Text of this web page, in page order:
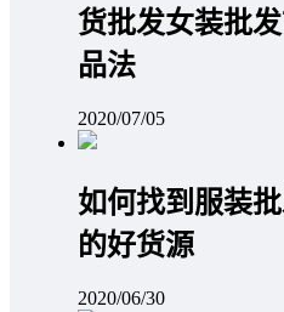
货批发女装批
品法
2020/07/05
如何找到服装
的好货源
2020/06/30